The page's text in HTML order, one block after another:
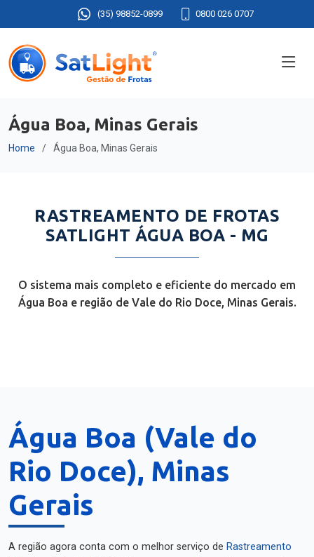
(35) 98852-0899 0800 026 0707
Água Boa, Minas Gerais
Home Água Boa, Minas Gerais
RASTREAMENTO DE FROTAS
SATLIGHT ÁGUA BOA - MG
O sistema mais completo e eficiente do mercado em
Água Boa e região de Vale do Rio Doce, Minas Gerais.
Água Boa (Vale do
Rio Doce), Minas
Gerais
A região agora conta com o melhor serviço de Rastreamento